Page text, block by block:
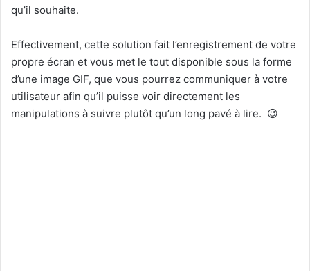
qu’il souhaite.
Effectivement, cette solution fait l’enregistrement de votre
propre écran et vous met le tout disponible sous la forme
d’une image GIF, que vous pourrez communiquer à votre
utilisateur afin qu’il puisse voir directement les
manipulations à suivre plutôt qu’un long pavé à lire. 😉